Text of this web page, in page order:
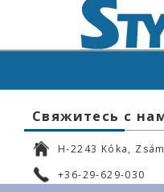
Свяжитесь с
H-2243 Kóka,
+36-29-629-030